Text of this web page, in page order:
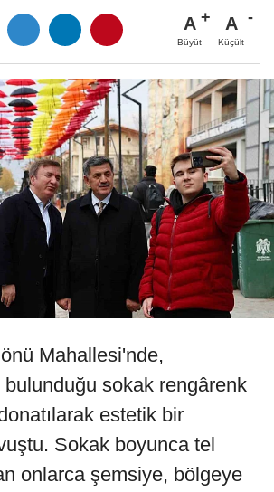
A
Büyüt
A
Küçült
Mahallesi'nde,
sokak rengârenk
estetik bir
Sokak boyunca tel
onlarca şemsiye, bölgeye